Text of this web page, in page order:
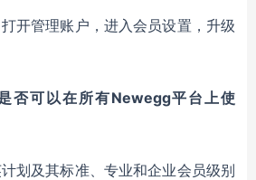
开管理账户，进入会员设置，升级
否可以在所有Newegg平台上使
划及其标准、专业和企业会员级别